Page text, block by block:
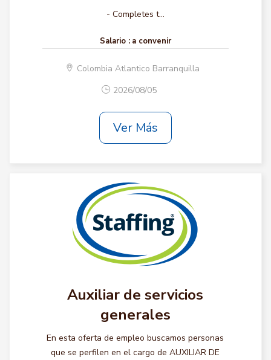
- Completes t...
Salario : a convenir
Colombia Atlantico Barranquilla
2026/08/05
Ver Más
Auxiliar de servicios
generales
En esta oferta de empleo buscamos personas
que se perfilen en el cargo de AUXILIAR DE